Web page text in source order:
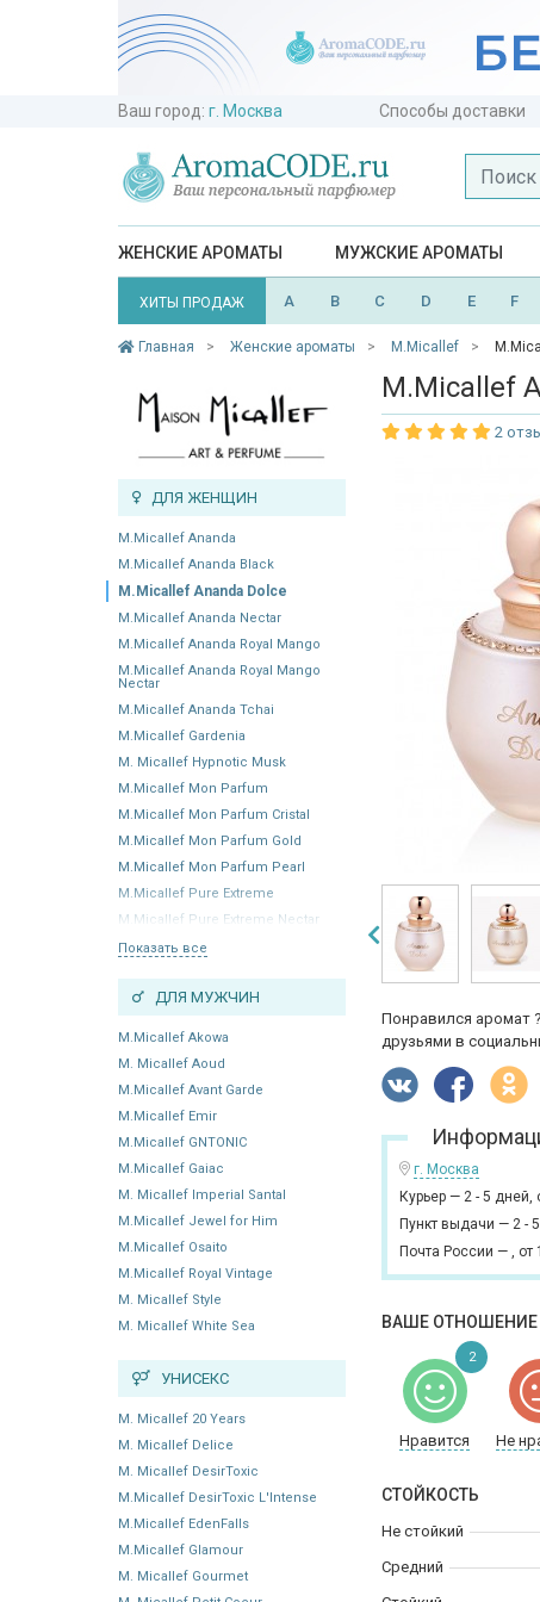
Ваш город: г. Москва Способы доставки
ЖЕНСКИЕ АРОМАТЫ МУЖСКИЕ АРОМАТЫ
ХИТЫ ПРОДАЖ A B C D E F
Главная Женские ароматы M.Micallef
ДЛЯ ЖЕНЩИН
M.Micallef Ananda
M.Micallef Ananda Black
M.Micallef Ananda Dolce
M.Micallef Ananda Nectar
M.Micallef Ananda Royal Mango
M.Micallef Ananda Royal Mango
Nectar
M.Micallef Ananda Tchai
M.Micallef Gardenia
M. Micallef Hypnotic Musk
M.Micallef Mon Parfum
M.Micallef Mon Parfum Cristal
M.Micallef Mon Parfum Gold
M.Micallef Mon Parfum Pearl
M.Micallef Pure Extreme
M.Micallef Pure Extreme Nectar
Показать все
ДЛЯ МУЖЧИН
M.Micallef Akowa
M. Micallef Aoud
M.Micallef Avant Garde
M.Micallef Emir
M.Micallef GNTONIC
M.Micallef Gaiac
M. Micallef Imperial Santal
M.Micallef Jewel for Him
M.Micallef Osaito
M.Micallef Royal Vintage
M. Micallef Style
M. Micallef White Sea
УНИСЕКС
M. Micallef 20 Years
M. Micallef Delice
M. Micallef DesirToxic
M.Micallef DesirToxic L'Intense
M.Micallef EdenFalls
M.Micallef Glamour
M. Micallef Gourmet
M.Micallef
2
Понравился аромат
друзьями в
г. Москва
Курьер — 2 - 5 дней,
Пункт выдачи — 2 -
Почта России — , от
ВАШЕ ОТНОШЕНИЕ
Нравится Не
2
СТОЙКОСТЬ
Не стойкий
Средний